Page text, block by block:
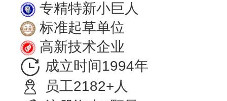
专精特新小巨人
标准起草单位
高新技术企业
成立时间1994年
员工2182+人